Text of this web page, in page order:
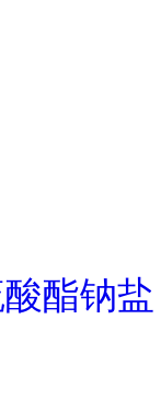
酯钠盐